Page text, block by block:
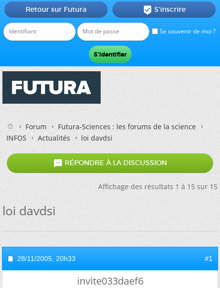
Se souvenir de moi ?
Retour sur Futura  S'inscrire
Forum
Futura-Sciences : les forums de la science
INFOS
Actualités loi davdsi
 RÉPONDRE À LA DISCUSSION
Affichage des résultats 1 à 15 sur 15
loi davdsi
28/11/2005, 20h33 #1
invite033daef6